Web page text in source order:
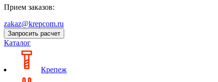
Прием заказов:
zakaz@krepcom.ru
Запросить расчет
Каталог
Крепеж